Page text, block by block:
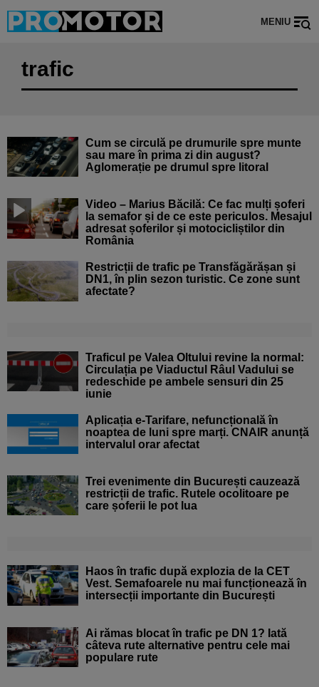
MENIU
trafic
Cum se circulă pe drumurile spre munte
sau mare în prima zi din august?
Aglomerație pe drumul spre litoral
Video – Marius Băcilă: Ce fac mulți șoferi
la semafor și de ce este periculos. Mesajul
adresat șoferilor și motocicliștilor din
România
Restricții de trafic pe Transfăgărășan și
DN1, în plin sezon turistic. Ce zone sunt
afectate?
Traficul pe Valea Oltului revine la normal:
Circulația pe Viaductul Râul Vadului se
redeschide pe ambele sensuri din 25
iunie
Aplicația e-Tarifare, nefuncțională în
noaptea de luni spre marți. CNAIR anunță
intervalul orar afectat
Trei evenimente din București cauzează
restricții de trafic. Rutele ocolitoare pe
care șoferii le pot lua
Haos în trafic după explozia de la CET
Vest. Semafoarele nu mai funcționează în
intersecții importante din București
Ai rămas blocat în trafic pe DN 1? Iată
câteva rute alternative pentru cele mai
populare rute